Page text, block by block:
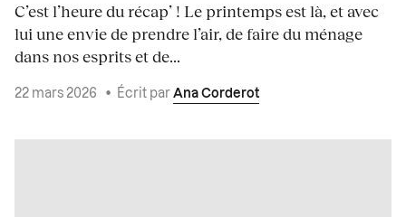
C’est l’heure du récap’ ! Le printemps est là, et avec
lui une envie de prendre l’air, de faire du ménage
dans nos esprits et de...
22 mars 2026 • Écrit par Ana Corderot